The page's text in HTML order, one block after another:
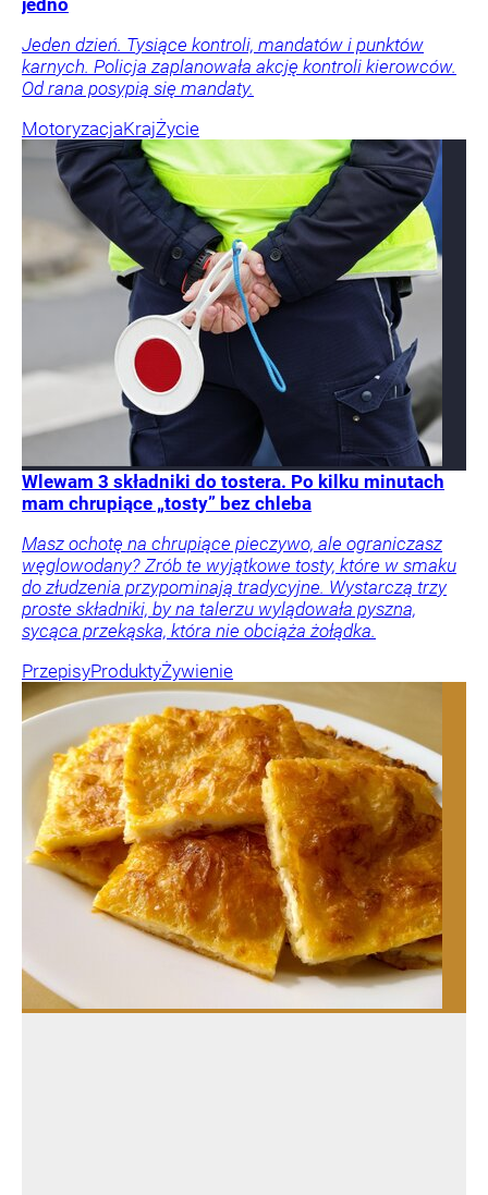
jedno
Jeden dzień. Tysiące kontroli, mandatów i punktów
karnych. Policja zaplanowała akcję kontroli kierowców.
Od rana posypią się mandaty.
MotoryzacjaKrajŻycie
Wlewam 3 składniki do tostera. Po kilku minutach
mam chrupiące „tosty” bez chleba
Masz ochotę na chrupiące pieczywo, ale ograniczasz
węglowodany? Zrób te wyjątkowe tosty, które w smaku
do złudzenia przypominają tradycyjne. Wystarczą trzy
proste składniki, by na talerzu wylądowała pyszna,
sycąca przekąska, która nie obciąża żołądka.
PrzepisyProduktyŻywienie